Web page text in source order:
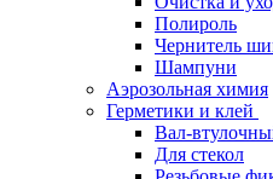
Полироль
Чернитель
Шампуни
Аэрозольная химия
Герметики и клей
Вал-
Для стекол